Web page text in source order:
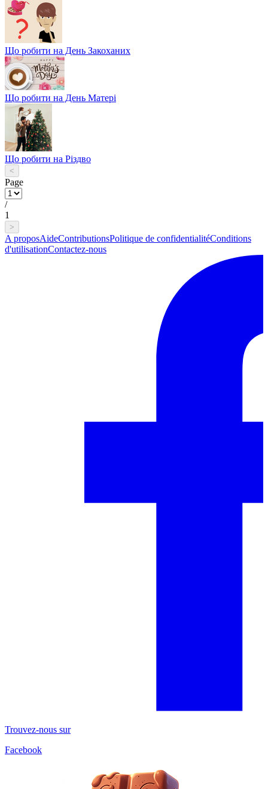
Що робити на День Закоханих
Що робити на День Матері
Що робити на Різдво
<
Page
/
1
>
A proposAideContributionsPolitique de confidentialitéConditions
d'utilisationContactez-nous
Trouvez-nous sur
Facebook